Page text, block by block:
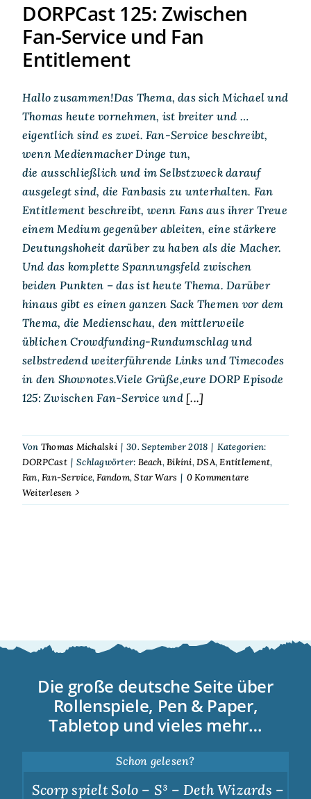
DORPCast 125: Zwischen
Fan-Service und Fan
Entitlement
Hallo zusammen!Das Thema, das sich Michael und
Thomas heute vornehmen, ist breiter und …
eigentlich sind es zwei. Fan-Service beschreibt,
wenn Medienmacher Dinge tun,
die ausschließlich und im Selbstzweck darauf
ausgelegt sind, die Fanbasis zu unterhalten. Fan
Entitlement beschreibt, wenn Fans aus ihrer Treue
einem Medium gegenüber ableiten, eine stärkere
Deutungshoheit darüber zu haben als die Macher.
Und das komplette Spannungsfeld zwischen
beiden Punkten – das ist heute Thema. Darüber
hinaus gibt es einen ganzen Sack Themen vor dem
Thema, die Medienschau, den mittlerweile
üblichen Crowdfunding-Rundumschlag und
selbstredend weiterführende Links und Timecodes
in den Shownotes.Viele Grüße,eure DORP Episode
125: Zwischen Fan-Service und[...]
Von Thomas Michalski | 30. September 2018 | Kategorien:
DORPCast | Schlagwörter: Beach,Bikini,DSA,Entitlement,
Fan,Fan-Service,Fandom,Star Wars | 0 Kommentare
Weiterlesen
Die große deutsche Seite über
Rollenspiele, Pen & Paper,
Tabletop und vieles mehr…
Schon gelesen?
Scorp spielt Solo – S³ – Deth Wizards –